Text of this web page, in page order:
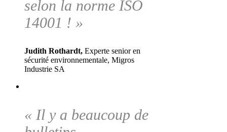
selon la norme ISO
14001 ! »
Judith Rothardt, Experte senior en
sécurité environnementale, Migros
Industrie SA
« Il y a beaucoup de